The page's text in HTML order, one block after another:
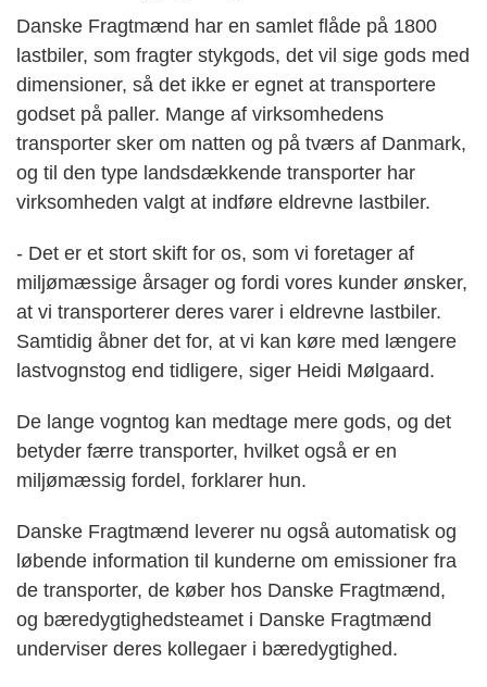
Danske Fragtmænd har en samlet flåde på 1800
lastbiler, som fragter stykgods, det vil sige gods med
dimensioner, så det ikke er egnet at transportere
godset på paller. Mange af virksomhedens
transporter sker om natten og på tværs af Danmark,
og til den type landsdækkende transporter har
virksomheden valgt at indføre eldrevne lastbiler.
- Det er et stort skift for os, som vi foretager af
miljømæssige årsager og fordi vores kunder ønsker,
at vi transporterer deres varer i eldrevne lastbiler.
Samtidig åbner det for, at vi kan køre med længere
lastvognstog end tidligere, siger Heidi Mølgaard.
De lange vogntog kan medtage mere gods, og det
betyder færre transporter, hvilket også er en
miljømæssig fordel, forklarer hun.
Danske Fragtmænd leverer nu også automatisk og
løbende information til kunderne om emissioner fra
de transporter, de køber hos Danske Fragtmænd,
og bæredygtighedsteamet i Danske Fragtmænd
underviser deres kollegaer i bæredygtighed.